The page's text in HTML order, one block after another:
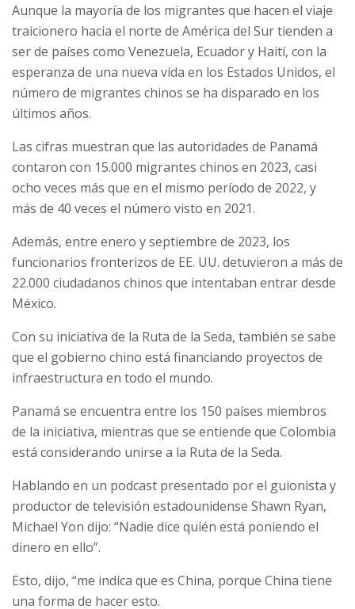
Aunque la mayoría de los migrantes que hacen el viaje
traicionero hacia el norte de América del Sur tienden a
ser de países como Venezuela, Ecuador y Haití, con la
esperanza de una nueva vida en los Estados Unidos, el
número de migrantes chinos se ha disparado en los
últimos años.
Las cifras muestran que las autoridades de Panamá
contaron con 15.000 migrantes chinos en 2023, casi
ocho veces más que en el mismo período de 2022, y
más de 40 veces el número visto en 2021.
Además, entre enero y septiembre de 2023, los
funcionarios fronterizos de EE. UU. detuvieron a más de
22.000 ciudadanos chinos que intentaban entrar desde
México.
Con su iniciativa de la Ruta de la Seda, también se sabe
que el gobierno chino está financiando proyectos de
infraestructura en todo el mundo.
Panamá se encuentra entre los 150 países miembros
de la iniciativa, mientras que se entiende que Colombia
está considerando unirse a la Ruta de la Seda.
Hablando en un podcast presentado por el guionista y
productor de televisión estadounidense Shawn Ryan,
Michael Yon dijo: “Nadie dice quién está poniendo el
dinero en ello”.
Esto, dijo, “me indica que es China, porque China tiene
una forma de hacer esto.